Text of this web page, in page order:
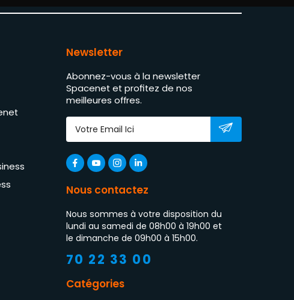
Newsletter
Abonnez-vous à la newsletter
Spacenet et profitez de nos
meilleures offres.
Nous contactez
Nous sommes à votre disposition du
lundi au samedi de 08h00 à 19h00 et
le dimanche de 09h00 à 15h00.
70 22 33 00
Catégories